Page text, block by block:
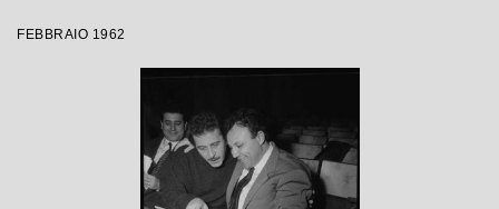
FEBBRAIO 1962